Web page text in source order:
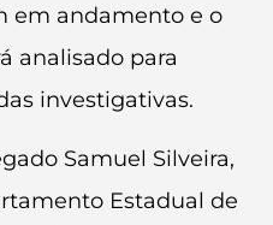
em andamento e o
analisado para
investigativas.
Samuel Silveira,
Estadual de